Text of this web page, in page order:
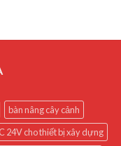
bàn nâng cây cảnh
24V cho thiết bị xây dựng